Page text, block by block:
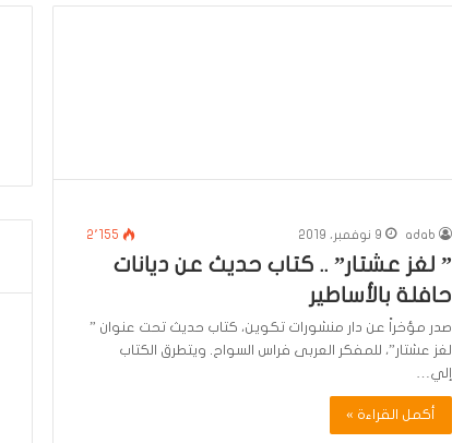
adab 9 نوفمبر، 2019 2٬155
” لغز عشتار” .. كتاب حديث عن ديانات
حافلة بالأساطير
صدر مؤخراً عن دار منشورات تكوين، كتاب حديث تحت عنوان ”
لغز عشتار”، للمفكر العربى فراس السواح. ويتطرق الكتاب
إلي…
أكمل القراءة »